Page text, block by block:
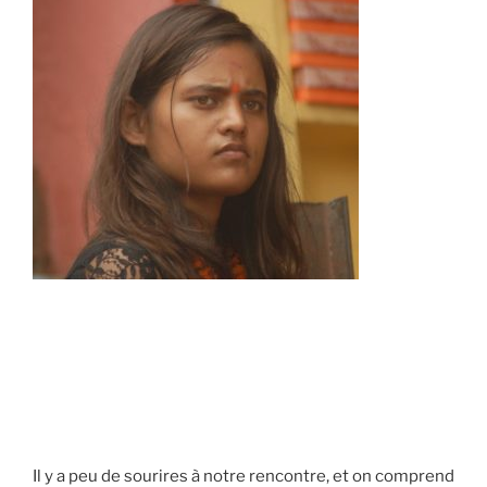
Il y a peu de sourires à notre rencontre, et on comprend